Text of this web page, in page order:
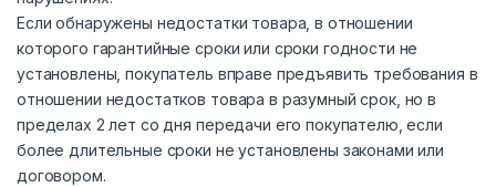
Если обнаружены недостатки товара, в отношении
которого гарантийные сроки или сроки годности не
установлены, покупатель вправе предъявить требования в
отношении недостатков товара в разумный срок, но в
пределах 2 лет со дня передачи его покупателю, если
более длительные сроки не установлены законами или
договором.